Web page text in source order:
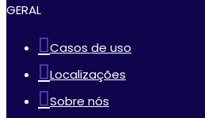
GERAL
Casos de uso
Localizações
Sobre nós